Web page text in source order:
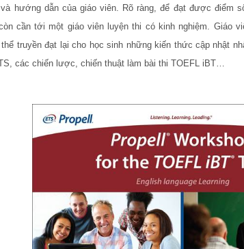
hướng dẫn của giáo viên. Rõ ràng, để đạt được điểm
cần tới một giáo viên luyện thi có kinh nghiệm. Giáo
truyền đạt lại cho học sinh những kiến thức cập nhật
các chiến lược, chiến thuật làm bài thi TOEFL iBT…